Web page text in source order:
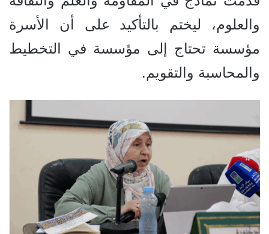
والعلوم، ليختم بالتأكيد على أن الأسرة
مؤسسة تحتاج إلى مؤسسة في التخطيط
والمحاسبة والتقويم.